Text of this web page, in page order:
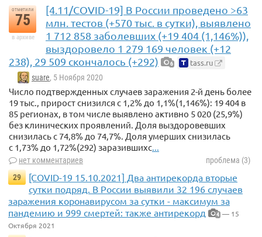
отметили
75
в архиве
[4.11/COVID-19] В России проведено >63
млн. тестов (+570 тыс. в сутки), выявлено
1 712 858 заболевших (+19 404 (1,146%)),
выздоровело 1 279 169 человек (+12
238), 29 509 скончалось (+292)
6 tass.ru
suare, 5 Ноября 2020
Число подтвержденных случаев заражения 2-й день более
19 тыс., прирост снизился с 1,2% до 1,1%(1,146%): 19 404 в
85 регионах, в том числе выявлено активно 5 020 (25,9%)
без клинических проявлений. Доля выздоровевших
снизилась с 74,8% до 74,7%. Доля умерших снизилась
с 1,73% до 1,72%(292) заразившихс
нет комментариев
проблема (3)
29
[COVID-19 15.10.2021] Два антирекорда вторые
сутки подряд. В России выявили 32 196 случаев
заражения коронавирусом за сутки - максимум за
пандемию и 999 смертей: также антирекорд
4 — 15
Октября 2021